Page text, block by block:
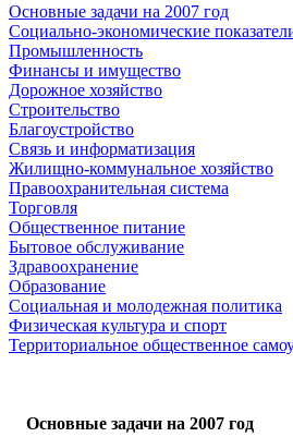
Основные задачи на 2007 год
Социально-экономические
Промышленность
Финансы и имущество
Дорожное хозяйство
Строительство
Благоустройство
Связь и информатизация
Жилищно-коммунальное хозяйство
Правоохранительная система
Торговля
Общественное питание
Бытовое обслуживание
Здравоохранение
Образование
Социальная и молодежная политика
Физическая культура и спорт
Территориальное общественное
Основные задачи на 2007 год